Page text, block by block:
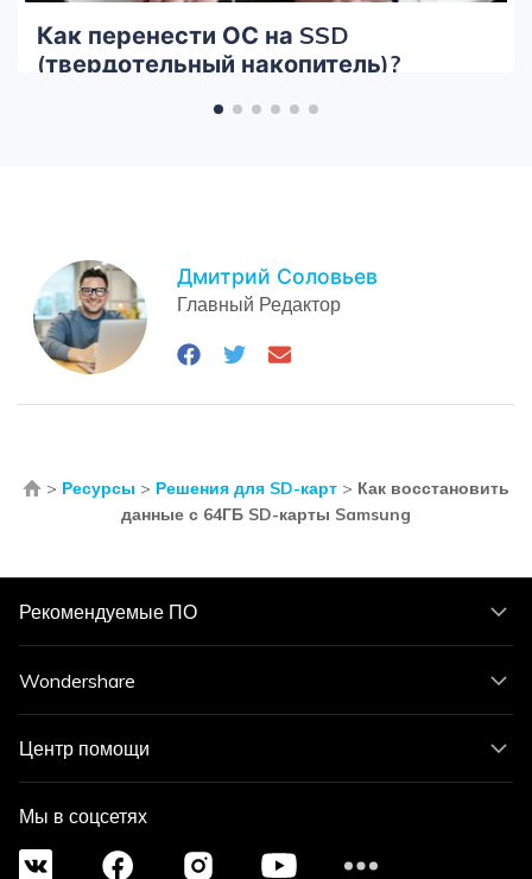
Как перенести ОС на SSD
(твердотельный накопитель)?
Дмитрий Соловьев
Главный Редактор
> Ресурсы > Решения для SD-карт > Как восстановить
данные с 64ГБ SD-карты Samsung
Рекомендуемые ПО
Wondershare
Центр помощи
Мы в соцсетях